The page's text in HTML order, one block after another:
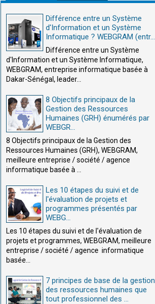
Différence entre un Système
d'Information et un Système
Informatique ? WEBGRAM (entr...
Différence entre un Système
d'Information et un Système Informatique,
WEBGRAM, entreprise informatique basée à
Dakar-Sénégal, leader...
8 Objectifs principaux de la
Gestion des Ressources
Humaines (GRH) énumérés par
WEBGR...
8 Objectifs principaux de la Gestion des
Ressources Humaines (GRH), WEBGRAM,
meilleure entreprise / société / agence
informatique basée à ...
Les 10 étapes du suivi et de
l'évaluation de projets et
programmes présentés par
WEBG...
Les 10 étapes du suivi et de l'évaluation de
projets et programmes, WEBGRAM, meilleure
entreprise / société / agence informatique
basée...
7 principes de base de la gestion
des ressources humaines que
tout professionnel des ...